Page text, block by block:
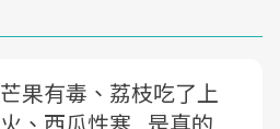
芒果有毒、荔枝吃了上